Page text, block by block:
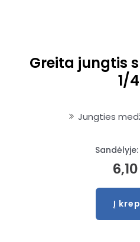
Greita jungtis
1/
Jungties
Sandėlyje:
6,10
produkto
kiekis:
Į